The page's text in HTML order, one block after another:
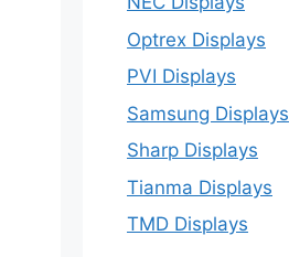
Optrex Displays
PVI Displays
Samsung Displays
Sharp Displays
Tianma Displays
TMD Displays